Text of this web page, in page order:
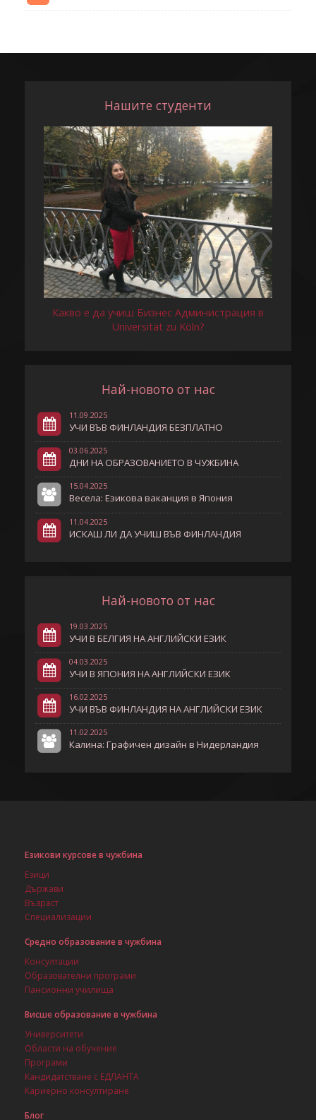
Нашите студенти
Какво е да учиш Бизнес Администрация в
Universität zu Köln?
Най-новото от нас
11.09.2025
УЧИ ВЪВ ФИНЛАНДИЯ БЕЗПЛАТНО
03.06.2025
ДНИ НА ОБРАЗОВАНИЕТО В ЧУЖБИНА
15.04.2025
Весела: Езикова ваканция в Япония
11.04.2025
ИСКАШ ЛИ ДА УЧИШ ВЪВ ФИНЛАНДИЯ
Най-новото от нас
19.03.2025
УЧИ В БЕЛГИЯ НА АНГЛИЙСКИ ЕЗИК
04.03.2025
УЧИ В ЯПОНИЯ НА АНГЛИЙСКИ ЕЗИК
16.02.2025
УЧИ ВЪВ ФИНЛАНДИЯ НА АНГЛИЙСКИ ЕЗИК
11.02.2025
Калина: Графичен дизайн в Нидерландия
Езикови курсове в чужбина
Езици
Държави
Възраст
Специализации
Средно образование в чужбина
Консултации
Образователни програми
Пансионни училища
Висше образование в чужбина
Университети
Области на обучение
Програми
Кандидатстване с ЕДЛАНТА
Кариерно консултиране
Блог